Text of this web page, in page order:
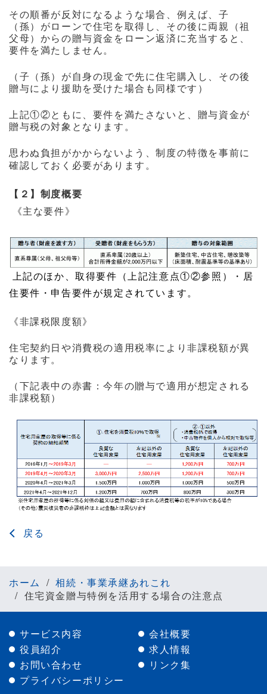
その順番が 反対になるような場合、例えば、子
（孫）がローンで住宅を取得し、その後に 両親（祖
父母）からの贈与資金をローン返済に充当すると、
要件を満たしません。
（子（孫）が自身の現金で先に住宅購入し、その後
贈与により援助を受けた場合も同様です）
上記①②ともに、要件を満たさないと、贈与資金が
贈与税の対象となります。
思わぬ負担がかからないよう、制度の特徴を事前に
確認しておく必要があります。
【２】制度概要
《主な要件》
上記のほか、取得要件（上記注意点①②参照）・居
住要件・申告要件が規定されています。
《非課税限度額》
住宅契約日や消費税の適用税率により非課税額が異
なります。
（下記表中の赤書：今年の贈与で適用が想定される
非課税額）
戻る
ホーム
相続・事業承継あれこれ
住宅資金贈与特例を活用する場合の注意点
サービス内容
会社概要
役員紹介
求人情報
お問い合わせ
リンク集
プライバシーポリシー